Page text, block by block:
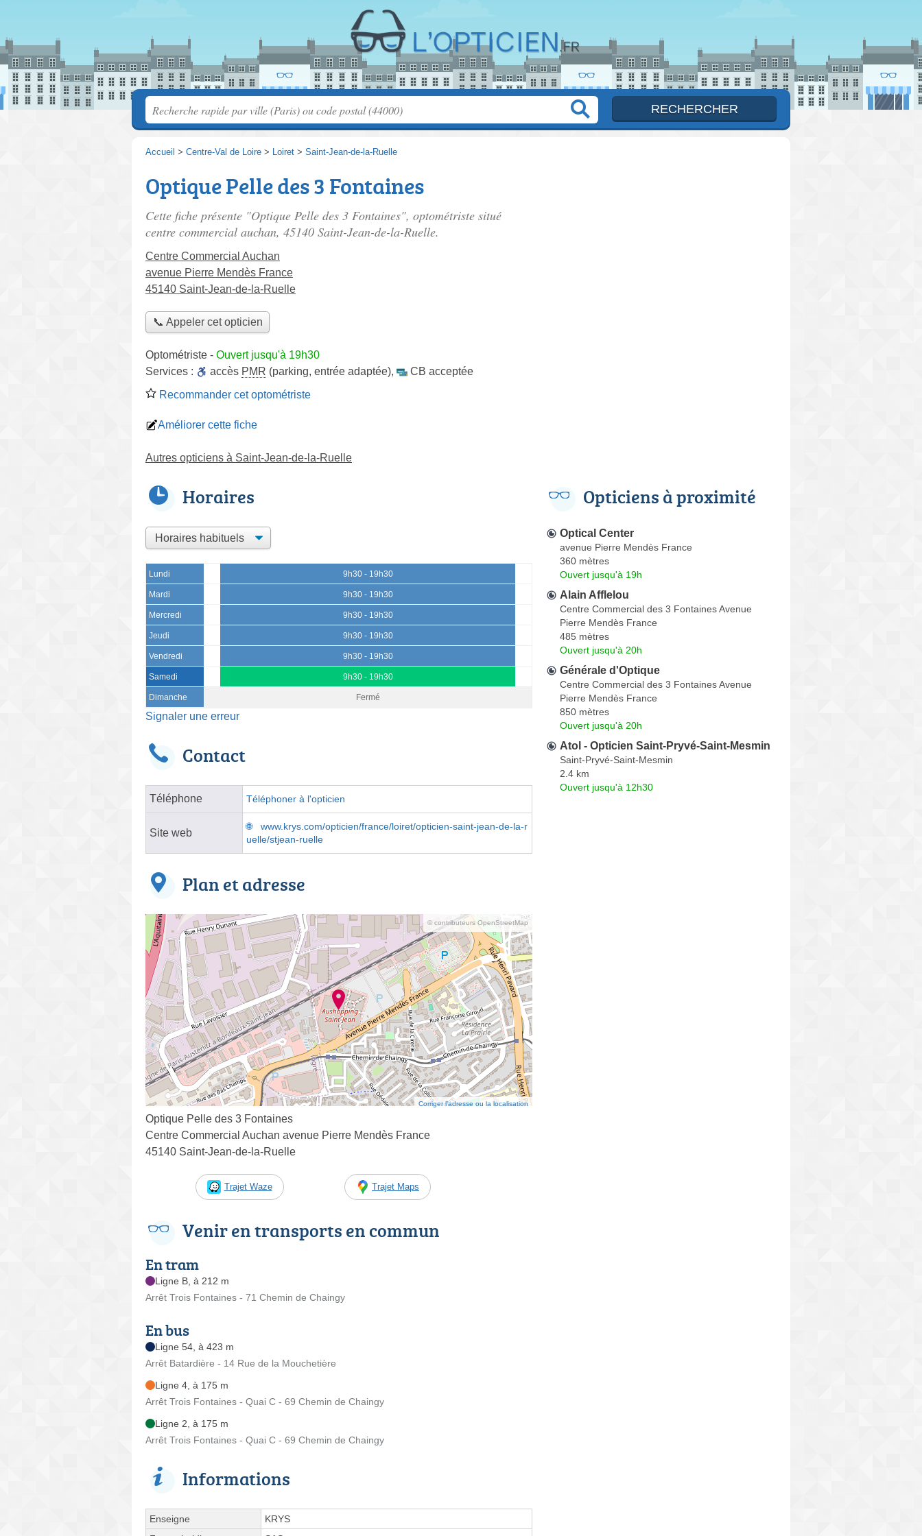
Accueil > Centre-Val de Loire > Loiret > Saint-Jean-de-la-Ruelle
Optique Pelle des 3 Fontaines
Cette fiche présente "Optique Pelle des 3 Fontaines", optométriste situé
centre commercial auchan, 45140 Saint-Jean-de-la-Ruelle.
Centre Commercial Auchan
avenue Pierre Mendès France
45140 Saint-Jean-de-la-Ruelle
📞 Appeler cet opticien
Optométriste - Ouvert jusqu'à 19h30
Services :
accès PMR (parking, entrée adaptée),
CB acceptée
Recommander cet optométriste
Améliorer cette fiche
Autres opticiens à Saint-Jean-de-la-Ruelle
Horaires
Lundi 9h30 - 19h30
Mardi 9h30 - 19h30
Mercredi 9h30 - 19h30
Jeudi 9h30 - 19h30
Vendredi 9h30 - 19h30
Samedi 9h30 - 19h30
Dimanche Fermé
Signaler une erreur
Contact
Téléphone Téléphoner à l'opticien
Site web
www.krys.com/opticien/france/loiret/opticien-saint-jean-de-la-r
uelle/stjean-ruelle
Plan et adresse
© contributeurs OpenStreetMap
Corriger l’adresse ou la localisation
Optique Pelle des 3 Fontaines
Centre Commercial Auchan avenue Pierre Mendès France
45140 Saint-Jean-de-la-Ruelle
Trajet Waze Trajet Maps
Venir en transports en commun
En tram
Ligne B, à 212 m
Arrêt Trois Fontaines - 71 Chemin de Chaingy
En bus
Ligne 54, à 423 m
Arrêt Batardière - 14 Rue de la Mouchetière
Ligne 4, à 175 m
Arrêt Trois Fontaines - Quai C - 69 Chemin de Chaingy
Ligne 2, à 175 m
Arrêt Trois Fontaines - Quai C - 69 Chemin de Chaingy
Informations
Enseigne
KRYS
Opticiens à proximité
Optical Center
avenue Pierre Mendès France
360 mètres
Ouvert jusqu'à 19h
Alain Afflelou
Centre Commercial des 3 Fontaines Avenue
Pierre Mendès France
485 mètres
Ouvert jusqu'à 20h
Générale d'Optique
Centre Commercial des 3 Fontaines Avenue
Pierre Mendès France
850 mètres
Ouvert jusqu'à 20h
Atol - Opticien Saint-Pryvé-Saint-Mesmin
Saint-Pryvé-Saint-Mesmin
2.4 km
Ouvert jusqu'à 12h30